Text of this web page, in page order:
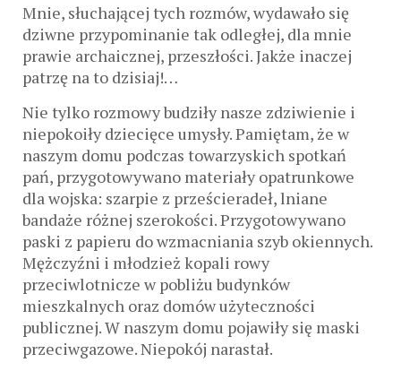
Mnie, słuchającej tych rozmów, wydawało się
dziwne przypominanie tak odległej, dla mnie
prawie archaicznej, przeszłości. Jakże inaczej
patrzę na to dzisiaj!…
Nie tylko rozmowy budziły nasze zdziwienie i
niepokoiły dziecięce umysły. Pamiętam, że w
naszym domu podczas towarzyskich spotkań
pań, przygotowywano materiały opatrunkowe
dla wojska: szarpie z prześcieradeł, lniane
bandaże różnej szerokości. Przygotowywano
paski z papieru do wzmacniania szyb okiennych.
Mężczyźni i młodzież kopali rowy
przeciwlotnicze w pobliżu budynków
mieszkalnych oraz domów użyteczności
publicznej. W naszym domu pojawiły się maski
przeciwgazowe. Niepokój narastał.